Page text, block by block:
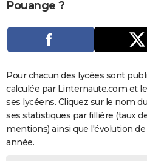
Carte de Noël
Carte Bonne année
Carte Saint-Valentin
Carte Pâques
Carte d'anniversaire
DICTIONNAIRE
Dictionnaire
Biographies
Citations
Expressions
Proverbes
PROGRAMME TV
S'inscrire
Se connecter
Lycées
Collèges
Primaires
Universités
Entreprises
Service militaire
Avis de recherche
AVIS DE DÉCÈS
FORUM
Bricolage
Lifestyle
Culture
Sport
Auto
Television
Voyage
Cinema
Pouange ?
Pour chacun des lycées sont
calculée par Linternaute.com et
ses lycéens. Cliquez sur le nom
ses statistiques par fillière (taux
mentions) ainsi que l'évolution
année.